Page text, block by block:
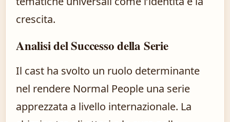
crescita.
Analisi del Successo della Serie
Il cast ha svolto un ruolo determinante
nel rendere Normal People una serie
apprezzata a livello internazionale. La